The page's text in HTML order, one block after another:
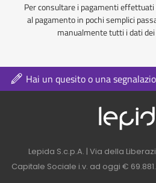
Per consultare i pagamenti effettuati
al pagamento in pochi semplici
manualmente tutti i dati
Hai un quesito o una
Logo
Contatti
Lepida S.c.p.A. | Via della
Capitale Sociale i.v. ad oggi €